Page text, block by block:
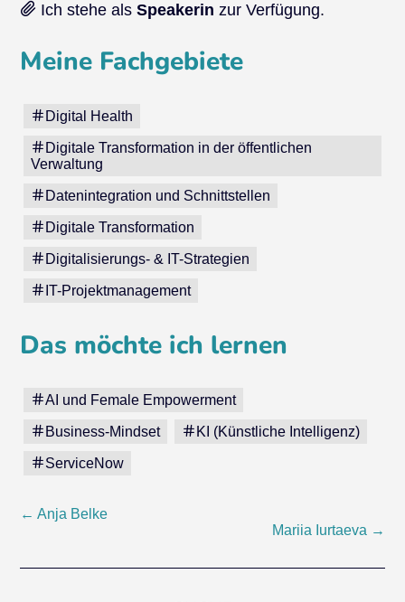
Ich stehe alsSpeakerin zur Verfügung.
Meine Fachgebiete
Digital Health
Digitale Transformation in der öffentlichen
Verwaltung
Datenintegration und Schnittstellen
Digitale Transformation
Digitalisierungs- & IT-Strategien
IT-Projektmanagement
Das möchte ich lernen
AI und Female Empowerment
Business-Mindset KI (Künstliche Intelligenz)
ServiceNow
Post
← Anja Belke
Mariia Iurtaeva →